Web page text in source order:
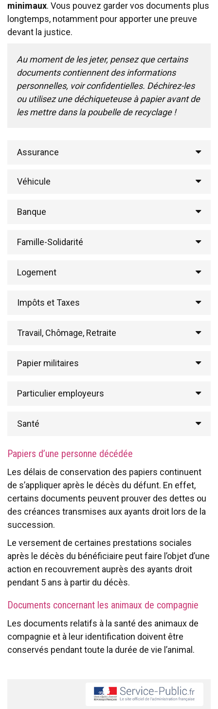
minimaux. Vous pouvez garder vos documents plus
longtemps, notamment pour apporter une preuve
devant la justice.
Au moment de les jeter, pensez que certains
documents contiennent des informations
personnelles, voir confidentielles. Déchirez-les
ou utilisez une déchiqueteuse à papier avant de
les mettre dans la poubelle de recyclage !
Assurance
Véhicule
Banque
Famille-Solidarité
Logement
Impôts et Taxes
Travail, Chômage, Retraite
Papier militaires
Particulier employeurs
Santé
Papiers d’une personne décédée
Les délais de conservation des papiers continuent
de s’appliquer après le décès du défunt. En effet,
certains documents peuvent prouver des dettes ou
des créances transmises aux ayants droit lors de la
succession.
Le versement de certaines prestations sociales
après le décès du bénéficiaire peut faire l’objet d’une
action en recouvrement auprès des ayants droit
pendant 5 ans à partir du décès.
Documents concernant les animaux de compagnie
Les documents relatifs à la santé des animaux de
compagnie et à leur identification doivent être
conservés pendant toute la durée de vie l’animal.